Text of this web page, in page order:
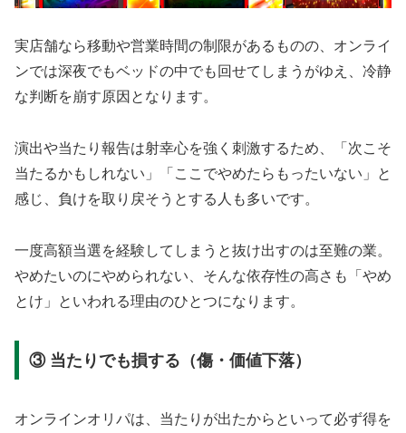
実店舗なら移動や営業時間の制限があるものの、オンライ
ンでは深夜でもベッドの中でも回せてしまうがゆえ、冷静
な判断を崩す原因となります。
演出や当たり報告は射幸心を強く刺激するため、「次こそ
当たるかもしれない」「ここでやめたらもったいない」と
感じ、負けを取り戻そうとする人も多いです。
一度高額当選を経験してしまうと抜け出すのは至難の業。
やめたいのにやめられない、そんな依存性の高さも「やめ
とけ」といわれる理由のひとつになります。
③ 当たりでも損する（傷・価値下落）
オンラインオリパは、当たりが出たからといって必ず得を